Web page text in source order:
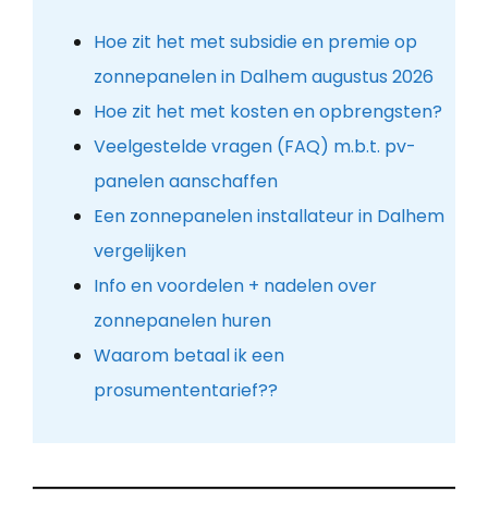
Hoe zit het met subsidie en premie op
zonnepanelen in Dalhem augustus 2026
Hoe zit het met kosten en opbrengsten?
Veelgestelde vragen (FAQ) m.b.t. pv-
panelen aanschaffen
Een zonnepanelen installateur in Dalhem
vergelijken
Info en voordelen + nadelen over
zonnepanelen huren
Waarom betaal ik een
prosumententarief??